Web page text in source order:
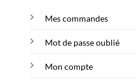
Mes commandes
Mot de passe oublié
Mon compte